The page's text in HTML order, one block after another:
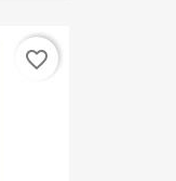
favorite_border